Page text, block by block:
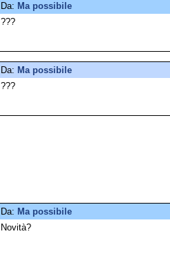
Da: Ma possibile
???
Da: Ma possibile
???
Da: Ma possibile
Novità?